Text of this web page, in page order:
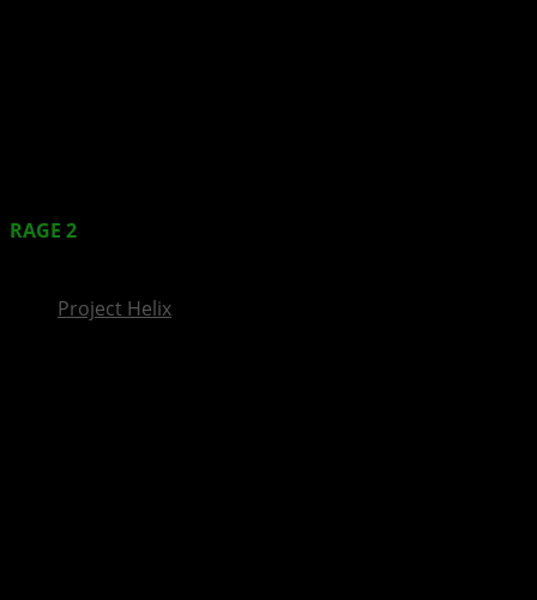
RAGE 2
Project Helix